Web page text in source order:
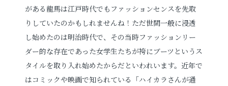
がある龍馬は江戸時代でもファッションセンスを先取
りしていたのかもしれませんね！ただ世間一般に浸透
し始めたのは明治時代で、その当時ファッションリー
ダー的な存在であった女学生たちが袴にブーツというス
タイルを取り入れ始めたからだといわれいます。近年で
はコミックや映画で知られている「ハイカラさんが通